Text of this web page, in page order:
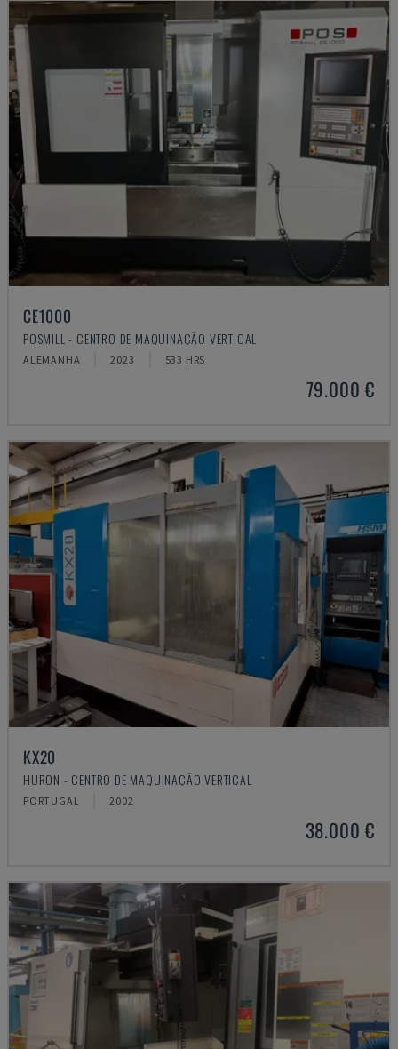
CE1000
POSMILL - CENTRO DE MAQUINAÇÃO VERTICAL
ALEMANHA 2023 533 HRS
79.000 €
KX20
HURON - CENTRO DE MAQUINAÇÃO VERTICAL
PORTUGAL 2002
38.000 €